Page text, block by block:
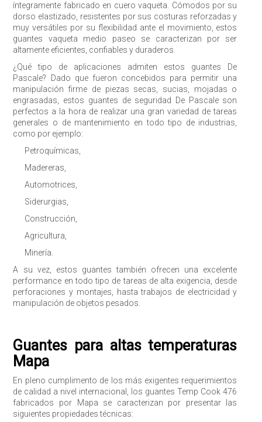
íntegramente fabricado en cuero vaqueta. Cómodos por su
dorso elastizado, resistentes por sus costuras reforzadas y
muy versátiles por su flexibilidad ante el movimiento, estos
guantes vaqueta medio paseo se caracterizan por ser
altamente eficientes, confiables y duraderos.
¿Qué tipo de aplicaciones admiten estos guantes De
Pascale? Dado que fueron concebidos para permitir una
manipulación firme de piezas secas, sucias, mojadas o
engrasadas, estos guantes de seguridad De Pascale son
perfectos a la hora de realizar una gran variedad de tareas
generales o de mantenimiento en todo tipo de industrias,
como por ejemplo:
Petroquímicas,
Madereras,
Automotrices,
Siderurgias,
Construcción,
Agricultura,
Minería.
A su vez, estos guantes también ofrecen una excelente
performance en todo tipo de tareas de alta exigencia, desde
perforaciones y montajes, hasta trabajos de electricidad y
manipulación de objetos pesados.
Guantes para altas temperaturas
Mapa
En pleno cumplimento de los más exigentes requerimientos
de calidad a nivel internacional, los guantes Temp Cook 476
fabricados por Mapa se caracterizan por presentar las
siguientes propiedades técnicas: